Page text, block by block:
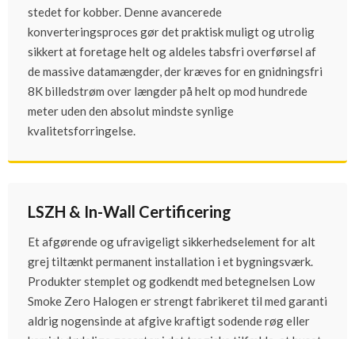
stedet for kobber. Denne avancerede
konverteringsproces gør det praktisk muligt og utrolig
sikkert at foretage helt og aldeles tabsfri overførsel af
de massive datamængder, der kræves for en gnidningsfri
8K billedstrøm over længder på helt op mod hundrede
meter uden den absolut mindste synlige
kvalitetsforringelse.
LSZH & In-Wall Certificering
Et afgørende og ufravigeligt sikkerhedselement for alt
grej tiltænkt permanent installation i et bygningsværk.
Produkter stemplet og godkendt med betegnelsen Low
Smoke Zero Halogen er strengt fabrikeret til med garanti
aldrig nogensinde at afgive kraftigt sodende røg eller